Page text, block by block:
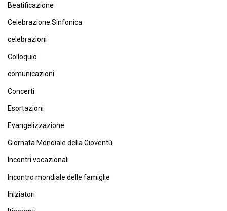
Beatificazione
Celebrazione Sinfonica
celebrazioni
Colloquio
comunicazioni
Concerti
Esortazioni
Evangelizzazione
Giornata Mondiale della Gioventù
Incontri vocazionali
Incontro mondiale delle famiglie
Iniziatori